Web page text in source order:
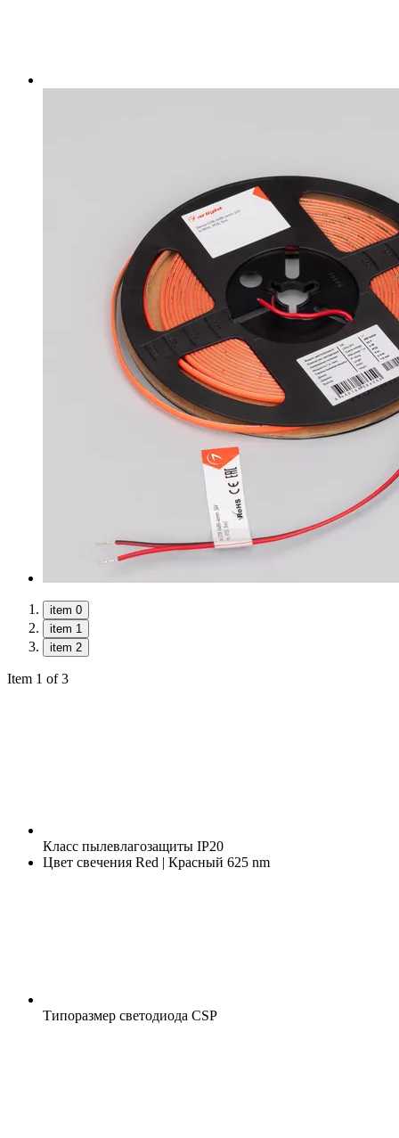
item 0
item 1
item 2
Item 1 of 3
Класс пылевлагозащиты IP20
Цвет свечения Red | Красный 625 nm
Типоразмер светодиода CSP